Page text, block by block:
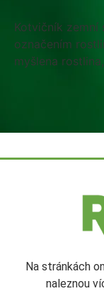
Kotvičník zemní
označením
myšlena
Na stránkách
naleznou